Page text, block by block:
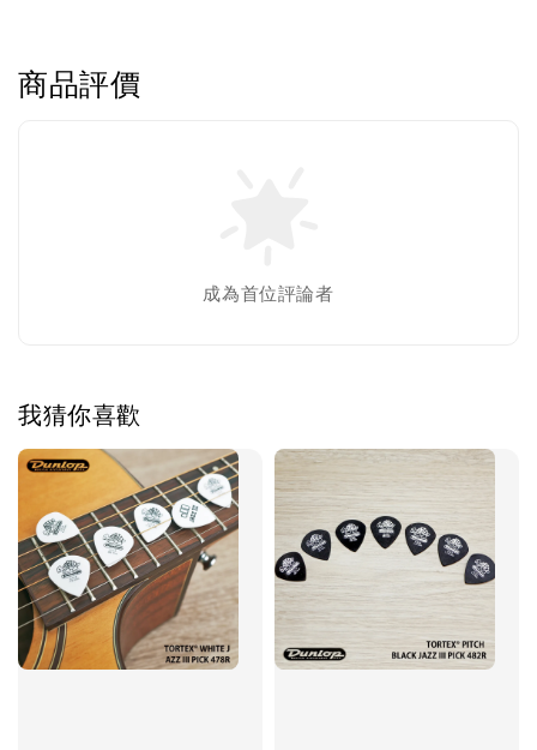
商品評價
成為首位評論者
我猜你喜歡